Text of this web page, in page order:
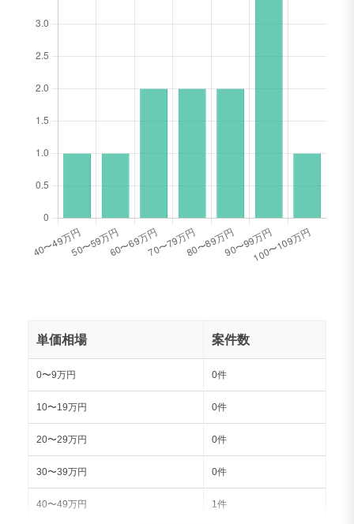
単価相場 案件数
0〜9万円 0件
10〜19万円 0件
20〜29万円 0件
30〜39万円 0件
40〜49万円 1件